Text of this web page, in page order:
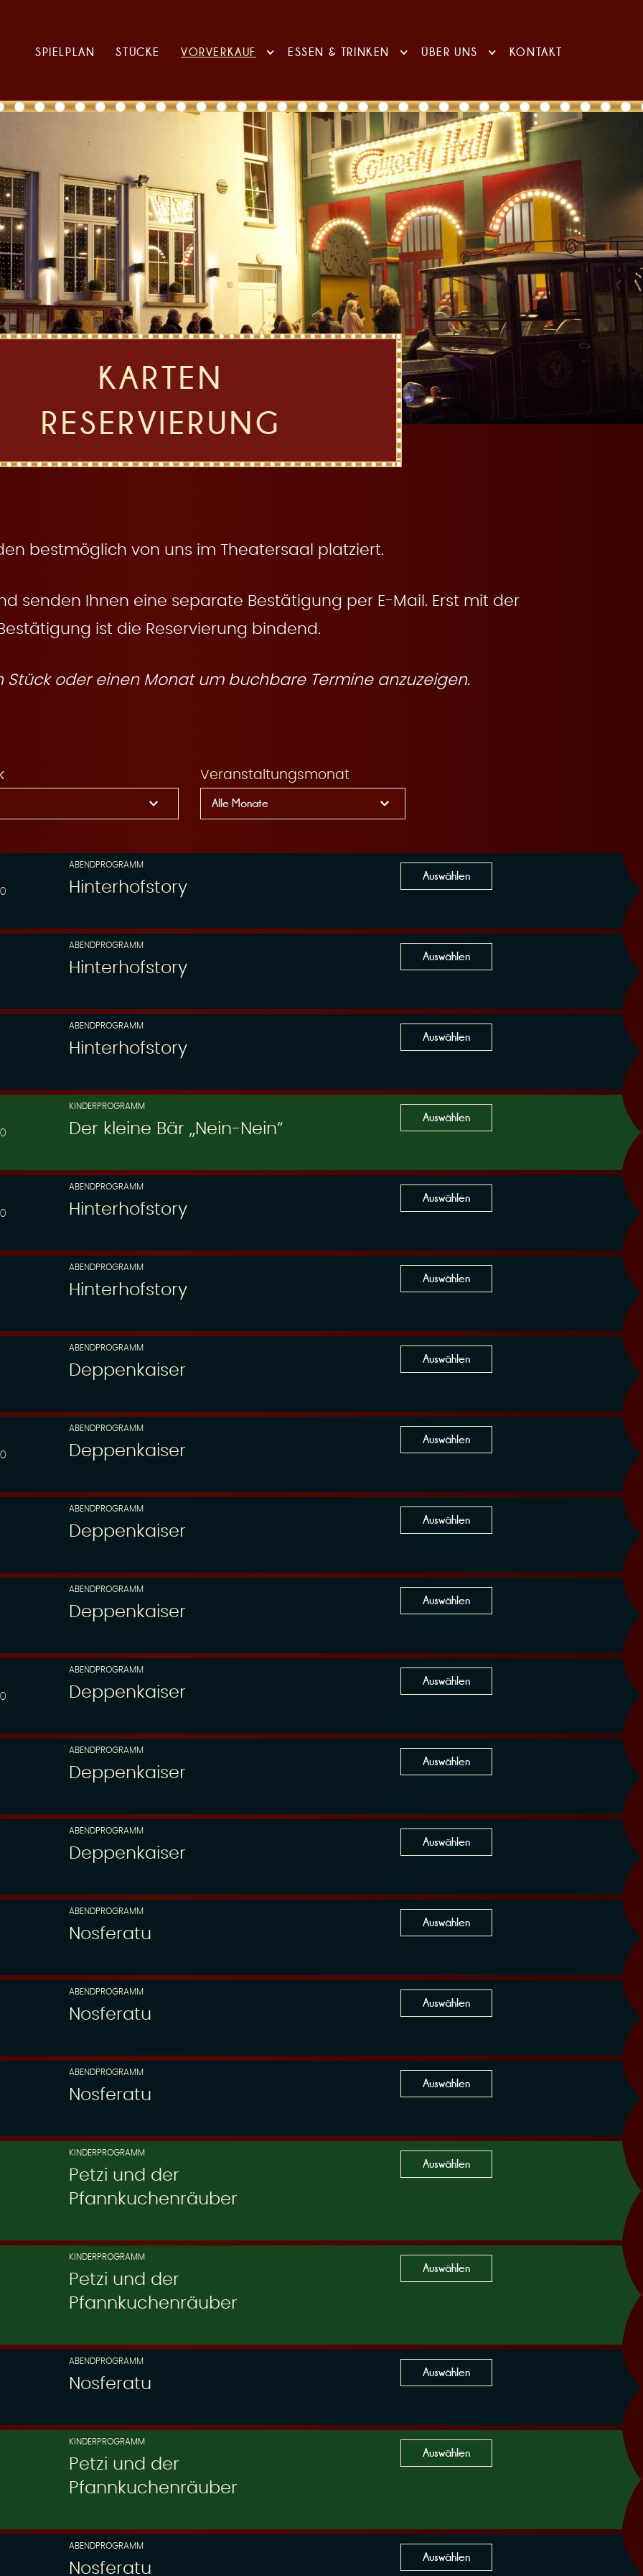
SPIELPLAN STÜCKE VORVERKAUF ESSEN & TRINKEN ÜBER UNS KONTAKT
KARTEN
RESERVIERUNG
bestmöglich von uns im Theatersaal platziert.
senden Ihnen eine separate Bestätigung per E-Mail. Erst mit der
ist die Reservierung bindend.
Stück oder einen Monat um buchbare Termine anzuzeigen.
Veranstaltungsmonat
ABENDPROGRAMM
Hinterhofstory
Auswählen
ABENDPROGRAMM
Hinterhofstory
Auswählen
ABENDPROGRAMM
Hinterhofstory
Auswählen
KINDERPROGRAMM
Der kleine Bär „Nein-Nein“
Auswählen
ABENDPROGRAMM
Hinterhofstory
Auswählen
ABENDPROGRAMM
Hinterhofstory
Auswählen
ABENDPROGRAMM
Deppenkaiser
Auswählen
ABENDPROGRAMM
Deppenkaiser
Auswählen
ABENDPROGRAMM
Deppenkaiser
Auswählen
ABENDPROGRAMM
Deppenkaiser
Auswählen
ABENDPROGRAMM
Deppenkaiser
Auswählen
ABENDPROGRAMM
Deppenkaiser
Auswählen
ABENDPROGRAMM
Deppenkaiser
Auswählen
ABENDPROGRAMM
Nosferatu
Auswählen
ABENDPROGRAMM
Nosferatu
Auswählen
ABENDPROGRAMM
Nosferatu
Auswählen
KINDERPROGRAMM
Petzi und der
Pfannkuchenräuber
Auswählen
KINDERPROGRAMM
Petzi und der
Pfannkuchenräuber
Auswählen
ABENDPROGRAMM
Nosferatu
Auswählen
KINDERPROGRAMM
Petzi und der
Pfannkuchenräuber
Auswählen
ABENDPROGRAMM
Nosferatu
Auswählen